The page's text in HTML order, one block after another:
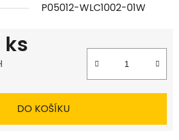
P05012-WLC1002-01W
DO KOŠÍKU